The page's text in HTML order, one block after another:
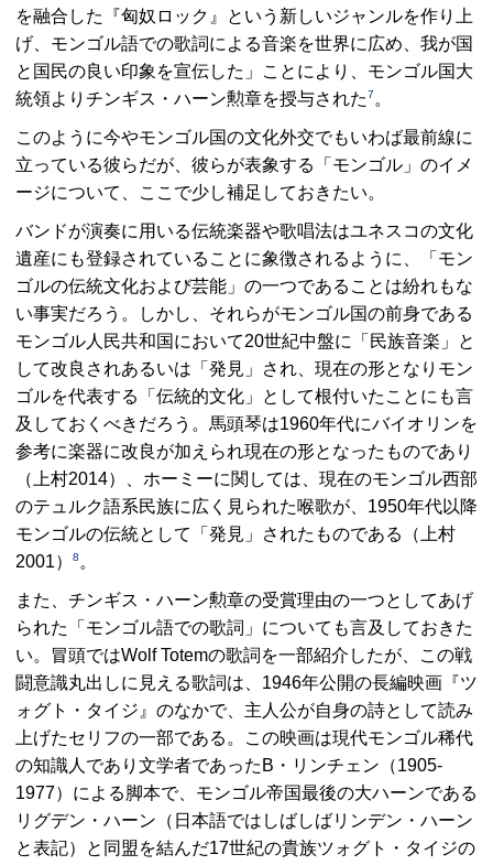
を融合した『匈奴ロック』という新しいジャンルを作り上
げ、モンゴル語での歌詞による音楽を世界に広め、我が国
と国民の良い印象を宣伝した」ことにより、モンゴル国大
統領よりチンギス・ハーン勲章を授与された7 。
このように今やモンゴル国の文化外交でもいわば最前線に
立っている彼らだが、彼らが表象する「モンゴル」のイメ
ージについて、ここで少し補足しておきたい。
バンドが演奏に用いる伝統楽器や歌唱法はユネスコの文化
遺産にも登録されていることに象徴されるように、「モン
ゴルの伝統文化および芸能」の一つであることは紛れもな
い事実だろう。しかし、それらがモンゴル国の前身である
モンゴル人民共和国において20世紀中盤に「民族音楽」と
して改良されあるいは「発見」され、現在の形となりモン
ゴルを代表する「伝統的文化」として根付いたことにも言
及しておくべきだろう。馬頭琴は1960年代にバイオリンを
参考に楽器に改良が加えられ現在の形となったものであり
（上村2014）、ホーミーに関しては、現在のモンゴル西部
のテュルク語系民族に広く見られた喉歌が、1950年代以降
モンゴルの伝統として「発見」されたものである（上村
2001）
8 。
また、チンギス・ハーン勲章の受賞理由の一つとしてあげ
られた「モンゴル語での歌詞」についても言及しておきた
い。冒頭ではWolf Totemの歌詞を一部紹介したが、この戦
闘意識丸出しに見える歌詞は、1946年公開の長編映画『ツ
ォグト・タイジ』のなかで、主人公が自身の詩として読み
上げたセリフの一部である。この映画は現代モンゴル稀代
の知識人であり文学者であったB・リンチェン（1905-
1977）による脚本で、モンゴル帝国最後の大ハーンである
リグデン・ハーン（日本語ではしばしばリンデン・ハーン
と表記）と同盟を結んだ17世紀の貴族ツォグト・タイジの